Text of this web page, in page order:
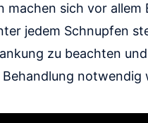
machen sich vor allem
jedem Schnupfen
zu beachten
notwendig